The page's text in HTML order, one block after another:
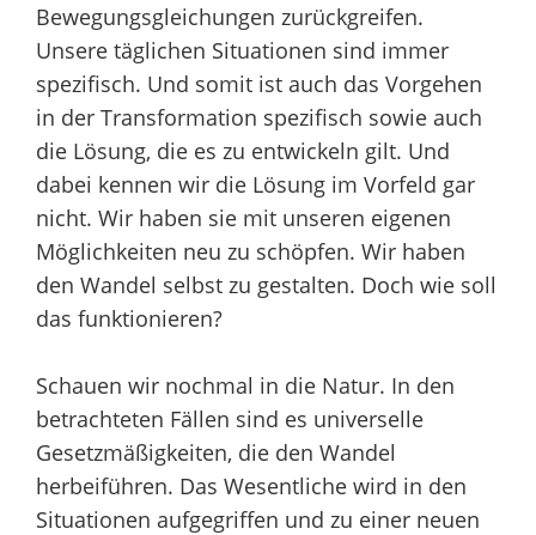
Bewegungsgleichungen zurückgreifen.
Unsere täglichen Situationen sind immer
spezifisch. Und somit ist auch das Vorgehen
in der Transformation spezifisch sowie auch
die Lösung, die es zu entwickeln gilt. Und
dabei kennen wir die Lösung im Vorfeld gar
nicht. Wir haben sie mit unseren eigenen
Möglichkeiten neu zu schöpfen. Wir haben
den Wandel selbst zu gestalten. Doch wie soll
das funktionieren?
Schauen wir nochmal in die Natur. In den
betrachteten Fällen sind es universelle
Gesetzmäßigkeiten, die den Wandel
herbeiführen. Das Wesentliche wird in den
Situationen aufgegriffen und zu einer neuen